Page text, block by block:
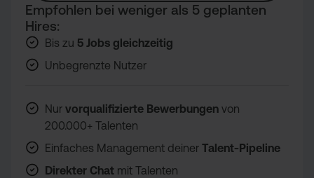
Empfohlen bei weniger als 5 geplanten
Hires:
Bis zu 5 Jobs gleichzeitig
Unbegrenzte Nutzer
Nur vorqualifizierte Bewerbungen von
200.000+ Talenten
Einfaches Management deiner Talent-Pipeline
Direkter Chat mit Talenten